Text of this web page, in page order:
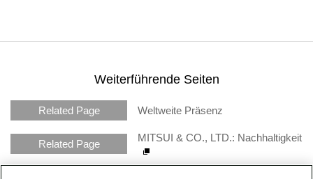
Weiterführende Seiten
Related Page Weltweite Präsenz
Related Page
MITSUI & CO., LTD.: Nachhaltigkeit